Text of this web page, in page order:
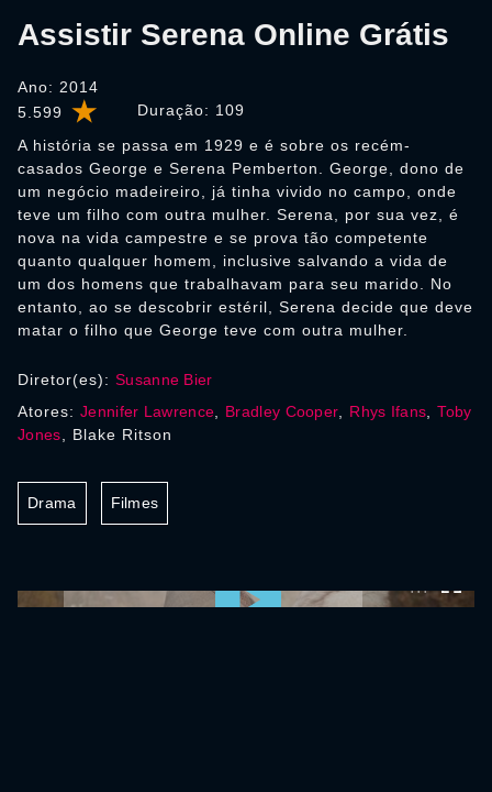
5.599 Duração: 109
Assistir Serena Online Grátis
Ano: 2014
A história se passa em 1929 e é sobre os recém-
casados George e Serena Pemberton. George, dono de
um negócio madeireiro, já tinha vivido no campo, onde
teve um filho com outra mulher. Serena, por sua vez, é
nova na vida campestre e se prova tão competente
quanto qualquer homem, inclusive salvando a vida de
um dos homens que trabalhavam para seu marido. No
entanto, ao se descobrir estéril, Serena decide que deve
matar o filho que George teve com outra mulher.
Diretor(es): Susanne Bier
Atores: Jennifer Lawrence Bradley Cooper Rhys Ifans ,Toby
Jones , Blake Ritson
Drama Filmes